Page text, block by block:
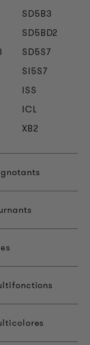
SD5B3
SD5BD2
SD5S7
SI5S7
ISS
ICL
XB2